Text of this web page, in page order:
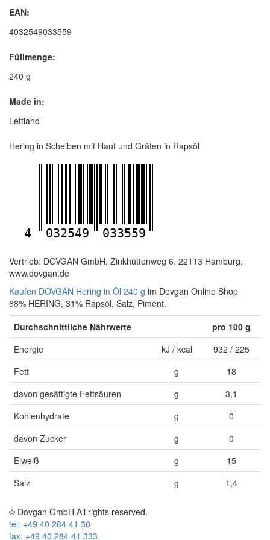
EAN:
4032549033559
Füllmenge:
240 g
Made in:
Lettland
Hering in Scheiben mit Haut und Gräten in Rapsöl
4 032549 033559
Vertrieb: DOVGAN GmbH, Zinkhüttenweg 6, 22113 Hamburg,
www.dovgan.de
Kaufen DOVGAN Hering in Öl 240 g im Dovgan Online Shop
68% HERING, 31% Rapsöl, Salz, Piment.
Durchschnittliche Nährwerte
pro 100 g
Energie
kJ / kcal
932 / 225
Fett
g
18
davon gesättigte Fettsäuren
g
3,1
Kohlenhydrate
g
0
davon Zucker
g
0
Eiweiß
g
15
Salz
g 1,4
© Dovgan GmbH All rights reserved.
tel: +49 40 284 41 30
fax: +49 40 284 41 333